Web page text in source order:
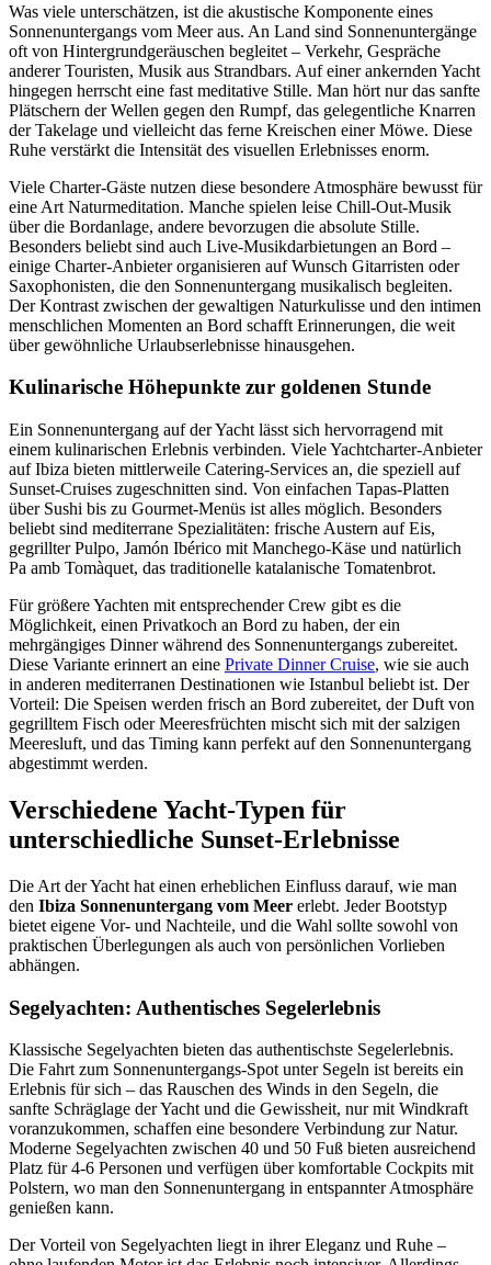
Was viele unterschätzen, ist die akustische Komponente eines
Sonnenuntergangs vom Meer aus. An Land sind Sonnenuntergänge
oft von Hintergrundgeräuschen begleitet – Verkehr, Gespräche
anderer Touristen, Musik aus Strandbars. Auf einer ankernden Yacht
hingegen herrscht eine fast meditative Stille. Man hört nur das sanfte
Plätschern der Wellen gegen den Rumpf, das gelegentliche Knarren
der Takelage und vielleicht das ferne Kreischen einer Möwe. Diese
Ruhe verstärkt die Intensität des visuellen Erlebnisses enorm.
Viele Charter-Gäste nutzen diese besondere Atmosphäre bewusst für
eine Art Naturmeditation. Manche spielen leise Chill-Out-Musik
über die Bordanlage, andere bevorzugen die absolute Stille.
Besonders beliebt sind auch Live-Musikdarbietungen an Bord –
einige Charter-Anbieter organisieren auf Wunsch Gitarristen oder
Saxophonisten, die den Sonnenuntergang musikalisch begleiten.
Der Kontrast zwischen der gewaltigen Naturkulisse und den intimen
menschlichen Momenten an Bord schafft Erinnerungen, die weit
über gewöhnliche Urlaubserlebnisse hinausgehen.
Kulinarische Höhepunkte zur goldenen Stunde
Ein Sonnenuntergang auf der Yacht lässt sich hervorragend mit
einem kulinarischen Erlebnis verbinden. Viele Yachtcharter-Anbieter
auf Ibiza bieten mittlerweile Catering-Services an, die speziell auf
Sunset-Cruises zugeschnitten sind. Von einfachen Tapas-Platten
über Sushi bis zu Gourmet-Menüs ist alles möglich. Besonders
beliebt sind mediterrane Spezialitäten: frische Austern auf Eis,
gegrillter Pulpo, Jamón Ibérico mit Manchego-Käse und natürlich
Pa amb Tomàquet, das traditionelle katalanische Tomatenbrot.
Für größere Yachten mit entsprechender Crew gibt es die
Möglichkeit, einen Privatkoch an Bord zu haben, der ein
mehrgängiges Dinner während des Sonnenuntergangs zubereitet.
Diese Variante erinnert an eine Private Dinner Cruise, wie sie auch
in anderen mediterranen Destinationen wie Istanbul beliebt ist. Der
Vorteil: Die Speisen werden frisch an Bord zubereitet, der Duft von
gegrilltem Fisch oder Meeresfrüchten mischt sich mit der salzigen
Meeresluft, und das Timing kann perfekt auf den Sonnenuntergang
abgestimmt werden.
Verschiedene Yacht-Typen für
unterschiedliche Sunset-Erlebnisse
Die Art der Yacht hat einen erheblichen Einfluss darauf, wie man
den Ibiza Sonnenuntergang vom Meer erlebt. Jeder Bootstyp
bietet eigene Vor- und Nachteile, und die Wahl sollte sowohl von
praktischen Überlegungen als auch von persönlichen Vorlieben
abhängen.
Segelyachten: Authentisches Segelerlebnis
Klassische Segelyachten bieten das authentischste Segelerlebnis.
Die Fahrt zum Sonnenuntergangs-Spot unter Segeln ist bereits ein
Erlebnis für sich – das Rauschen des Winds in den Segeln, die
sanfte Schräglage der Yacht und die Gewissheit, nur mit Windkraft
voranzukommen, schaffen eine besondere Verbindung zur Natur.
Moderne Segelyachten zwischen 40 und 50 Fuß bieten ausreichend
Platz für 4-6 Personen und verfügen über komfortable Cockpits mit
Polstern, wo man den Sonnenuntergang in entspannter Atmosphäre
genießen kann.
Der Vorteil von Segelyachten liegt in ihrer Eleganz und Ruhe –